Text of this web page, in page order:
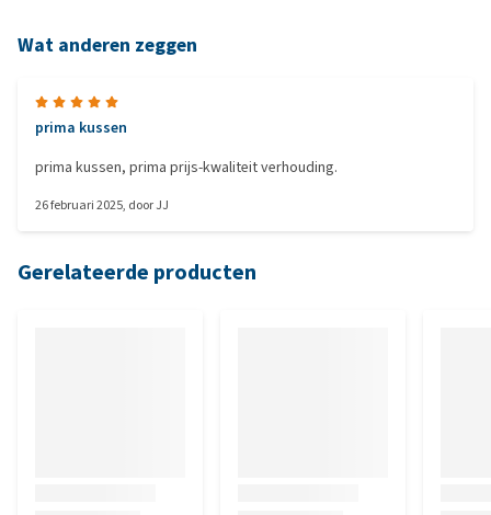
Wat anderen zeggen
prima kussen
prima kussen, prima prijs-kwaliteit verhouding.
26 februari 2025, doorJJ
Gerelateerde producten